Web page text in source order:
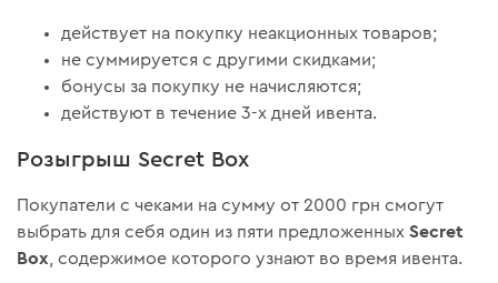
действует на покупку неакционных товаров;
не суммируется с другими скидками;
бонусы за покупку не начисляются;
действуют в течение 3-х дней ивента.
Розыгрыш Secret Box
Покупатели с чеками на сумму от 2000 грн смогут
выбрать для себя один из пяти предложенныхSecret
Box, содержимое которого узнают во время ивента.